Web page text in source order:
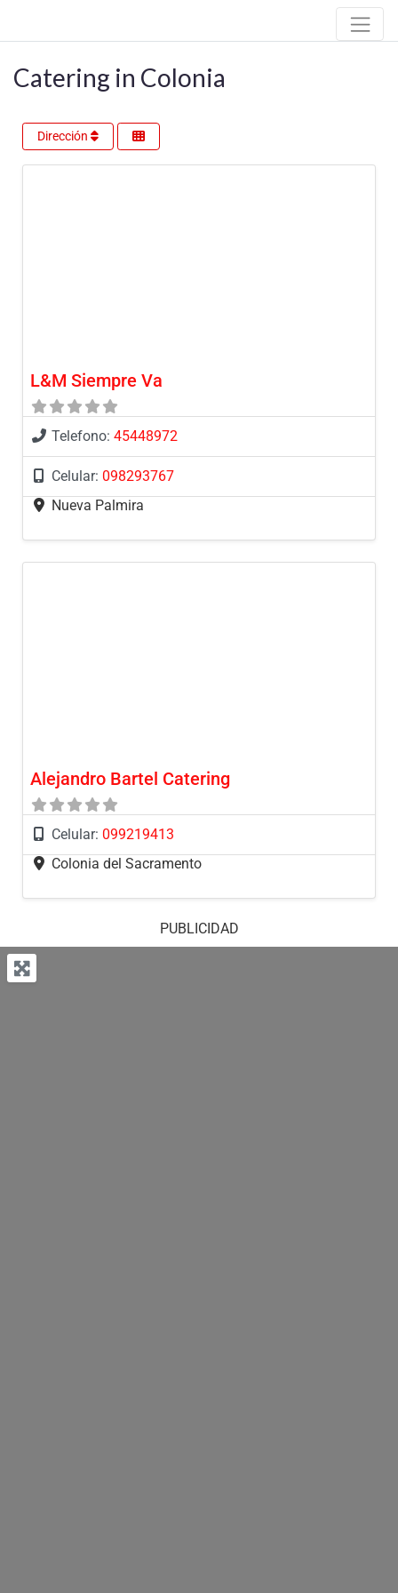
Catering in Colonia
Dirección
L&M Siempre Va
Telefono: 45448972
Celular: 098293767
Nueva Palmira
Alejandro Bartel Catering
Celular: 099219413
Colonia del Sacramento
PUBLICIDAD